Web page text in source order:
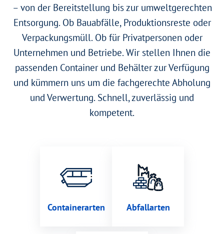
– von der Bereitstellung bis zur umweltgerechten
Entsorgung. Ob Bauabfälle, Produktionsreste oder
Verpackungsmüll. Ob für Privatpersonen oder
Unternehmen und Betriebe. Wir stellen Ihnen die
passenden Container und Behälter zur Verfügung
und kümmern uns um die fachgerechte Abholung
und Verwertung. Schnell, zuverlässig und
kompetent.
Containerarten Abfallarten